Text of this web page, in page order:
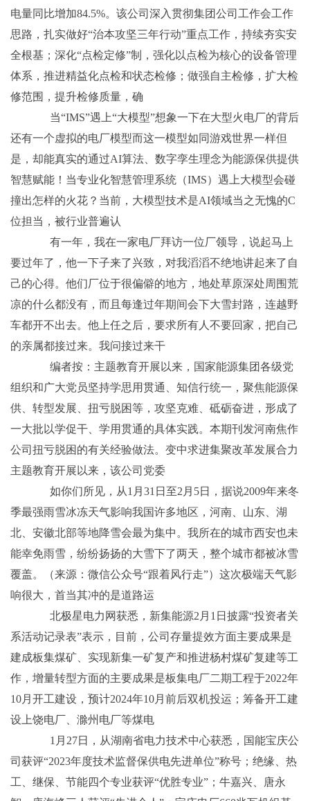
电量同比增加84.5%。该公司深入贯彻集团公司工作会工作
思路，扎实做好“治本攻坚三年行动”重点工作，持续夯实安
全根基；深化“点检定修”制，强化以点检为核心的设备管理
体系，推进精益化点检和状态检修；做强自主检修，扩大检
修范围，提升检修质量，确
当“IMS”遇上“大模型”想象一下在大型火电厂的背后
还有一个虚拟的电厂模型而这一模型如同游戏世界一样但
是，却能真实的通过AI算法、数字孪生理念为能源保供提供
智慧赋能！当专业化智慧管理系统（IMS）遇上大模型会碰
撞出怎样的火花？当前，大模型技术是AI领域当之无愧的C
位担当，被行业普遍认
有一年，我在一家电厂拜访一位厂领导，说起马上
要过年了，他一下子来了兴致，对我滔滔不绝地讲起来了自
己的心得。他们厂位于很偏僻的地方，地处草原深处周围荒
凉的什么都没有，而且每逢过年期间会下大雪封路，连越野
车都开不出去。他上任之后，要求所有人不要回家，把自己
的亲属都接过来。我问接过来干
编者按：主题教育开展以来，国家能源集团各级党
组织和广大党员坚持学思用贯通、知信行统一，聚焦能源保
供、转型发展、扭亏脱困等，攻坚克难、砥砺奋进，形成了
一大批以学促干、学用贯通的具体实践。本期刊发河南焦作
公司扭亏脱困的有关经验做法。变中求进集聚改革发展合力
主题教育开展以来，该公司党委
如你们所见，从1月31日至2月5日，据说2009年来冬
季最强雨雪冰冻天气影响我国许多地区，河南、山东、湖
北、安徽北部等地降雪会最为集中。我所在的城市西安也未
能幸免雨雪，纷纷扬扬的大雪下了两天，整个城市都被冰雪
覆盖。（来源：微信公众号“跟着风行走”）这次极端天气影
响很大，首当其冲的是道路运
北极星电力网获悉，新集能源2月1日披露“投资者关
系活动记录表”表示，目前，公司存量提效方面主要成果是
建成板集煤矿、实现新集一矿复产和推进杨村煤矿复建等工
作，增量转型方面的主要成果是板集电厂二期工程于2022年
10月开工建设，预计2024年10月前后双机投运；筹备开工建
设上饶电厂、滁州电厂等煤电
1月27日，从湖南省电力技术中心获悉，国能宝庆公
司获评“2023年度技术监督保供电先进单位”称号；绝缘、热
工、继保、节能四个专业获评“优胜专业”；牛嘉兴、唐永